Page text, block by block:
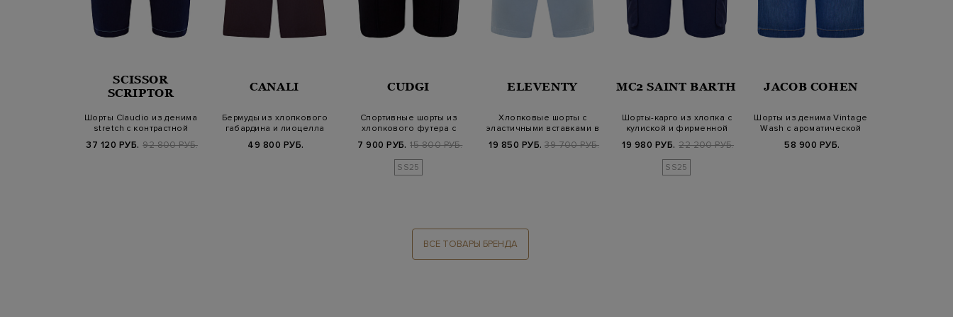
SCISSOR
SCRIPTOR
Шорты Claudio из денима
stretch с контрастной
37 120 РУБ. 92 800 РУБ.
CANALI
Бермуды из хлопкового
габардина и лиоцелла
49 800 РУБ.
CUDGI
Спортивные шорты из
хлопкового футера с
7 900 РУБ. 15 800 РУБ.
SS25
ELEVENTY
Хлопковые шорты с
эластичными вставками в
19 850 РУБ. 39 700 РУБ.
MC2 SAINT BARTH
Шорты-карго из хлопка с
кулиской и фирменной
19 980 РУБ. 22 200 РУБ.
SS25
JACOB COHEN
Шорты из денима Vintage
Wash с ароматической
58 900 РУБ.
ВСЕ ТОВАРЫ БРЕНДА